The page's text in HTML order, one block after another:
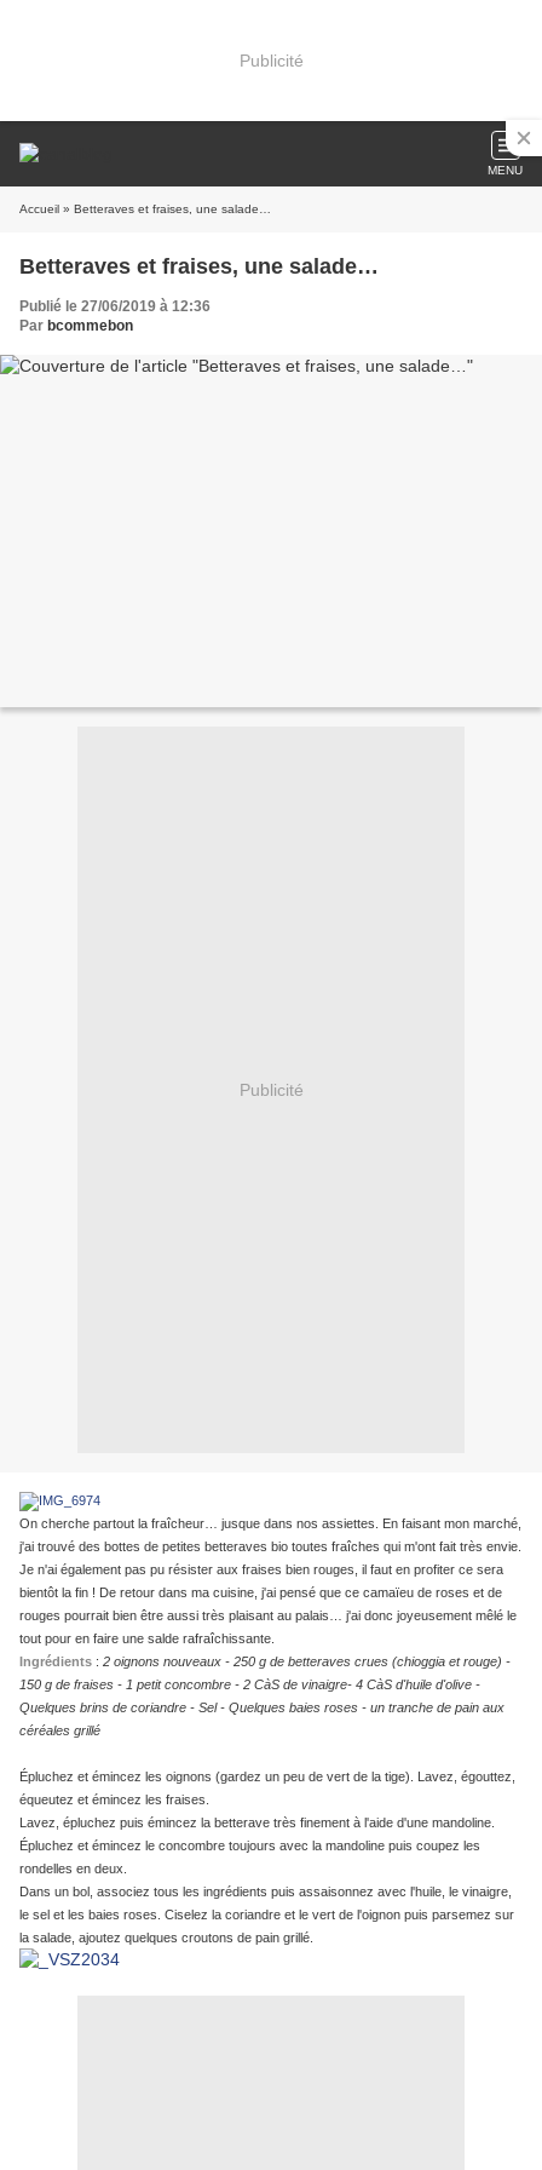
Publicité
MENU
Accueil » Betteraves et fraises, une salade…
Betteraves et fraises, une salade…
Publié le 27/06/2019 à 12:36
Par bcommebon
Publicité
On cherche partout la fraîcheur… jusque dans nos assiettes. En faisant mon marché,
j'ai trouvé des bottes de petites betteraves bio toutes fraîches qui m'ont fait très envie.
Je n'ai également pas pu résister aux fraises bien rouges, il faut en profiter ce sera
bientôt la fin ! De retour dans ma cuisine, j'ai pensé que ce camaïeu de roses et de
rouges pourrait bien être aussi très plaisant au palais… j'ai donc joyeusement mêlé le
tout pour en faire une salde rafraîchissante.
Ingrédients : 2 oignons nouveaux - 250 g de betteraves crues (chioggia et rouge) -
150 g de fraises - 1 petit concombre - 2 CàS de vinaigre- 4 CàS d'huile d'olive -
Quelques brins de coriandre - Sel - Quelques baies roses - un tranche de pain aux
céréales grillé
Épluchez et émincez les oignons (gardez un peu de vert de la tige). Lavez, égouttez,
équeutez et émincez les fraises.
Lavez, épluchez puis émincez la betterave très finement à l'aide d'une mandoline.
Épluchez et émincez le concombre toujours avec la mandoline puis coupez les
rondelles en deux.
Dans un bol, associez tous les ingrédients puis assaisonnez avec l'huile, le vinaigre,
le sel et les baies roses. Ciselez la coriandre et le vert de l'oignon puis parsemez sur
la salade, ajoutez quelques croutons de pain grillé.